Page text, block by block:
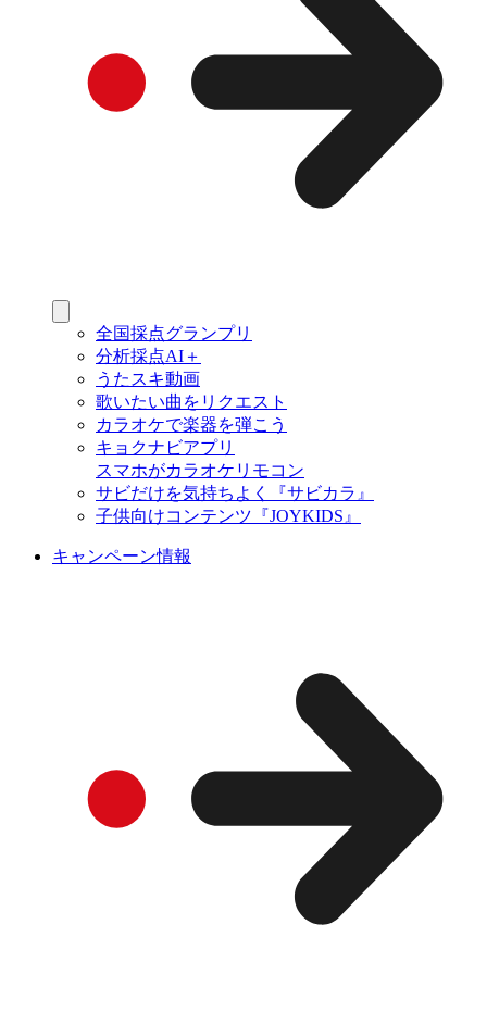
全国採点グランプリ
分析採点AI＋
うたスキ動画
歌いたい曲をリクエスト
カラオケで楽器を弾こう
キョクナビアプリ
スマホがカラオケリモコン
サビだけを気持ちよく『サビカラ』
子供向けコンテンツ『JOYKIDS』
キャンペーン情報